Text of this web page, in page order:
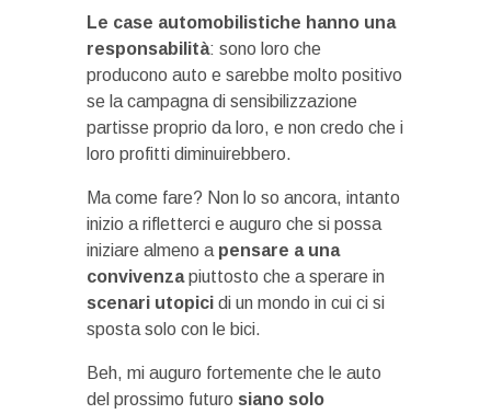
Le case automobilistiche hanno una
responsabilità: sono loro che
producono auto e sarebbe molto positivo
se la campagna di sensibilizzazione
partisse proprio da loro, e non credo che i
loro profitti diminuirebbero.
Ma come fare? Non lo so ancora, intanto
inizio a rifletterci e auguro che si possa
iniziare almeno a pensare a una
convivenzapiuttosto che a sperare in
scenari utopici di un mondo in cui ci si
sposta solo con le bici.
Beh, mi auguro fortemente che le auto
del prossimo futuro siano solo